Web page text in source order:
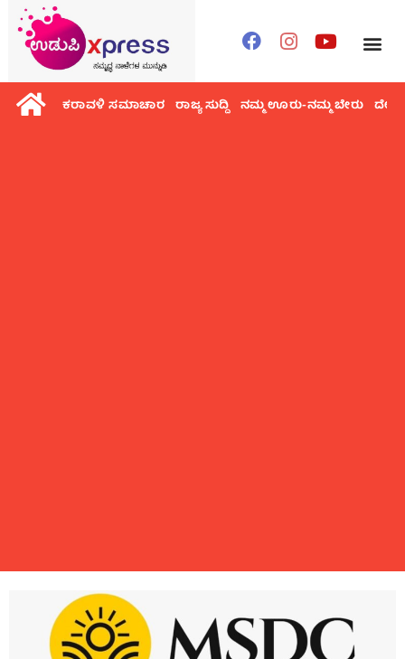
ಕರಾವಳಿ ಸಮಾಚಾರ ರಾಜ್ಯ ಸುದ್ದಿ ನಮ್ಮ ಊರು-ನಮ್ಮ ಬೇರು ದೇಶ